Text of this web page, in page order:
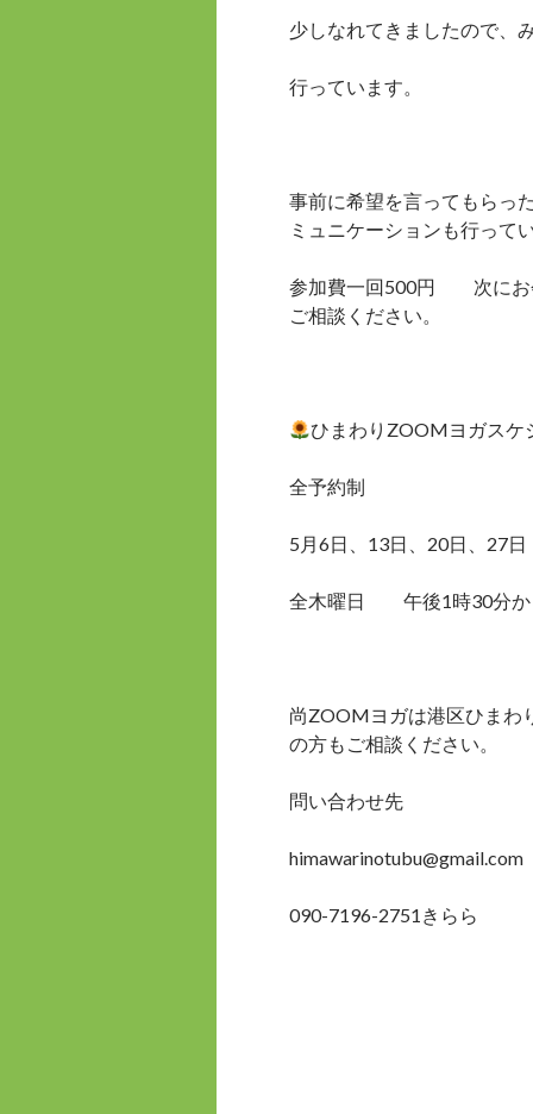
少しなれてきましたので、
行っています。
事前に希望を言ってもらっ
ミュニケーションも行ってい
参加費一回500円 次にお
ご相談ください。
ひまわりZOOMヨガスケ
全予約制
5月6日、13日、20日、27
全木曜日 午後1時30分
尚ZOOMヨガは港区ひまわ
の方もご相談ください。
問い合わせ先
himawarinotubu@gmail.com
090-7196-2751きらら